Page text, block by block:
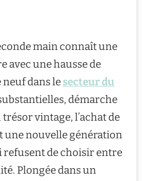
main connaît une
avec une hausse de
neuf dans lesecteur du
démarche
vintage, l’achat de
une nouvelle génération
refusent de choisir entre
Plongée dans un